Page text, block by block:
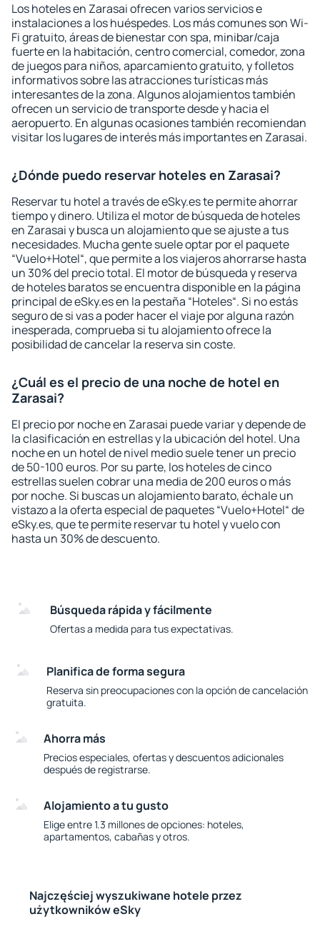
Los hoteles en Zarasai ofrecen varios servicios e
instalaciones a los huéspedes. Los más comunes son Wi-
Fi gratuito, áreas de bienestar con spa, minibar/caja
fuerte en la habitación, centro comercial, comedor, zona
de juegos para niños, aparcamiento gratuito, y folletos
informativos sobre las atracciones turísticas más
interesantes de la zona. Algunos alojamientos también
ofrecen un servicio de transporte desde y hacia el
aeropuerto. En algunas ocasiones también recomiendan
visitar los lugares de interés más importantes en Zarasai.
¿Dónde puedo reservar hoteles en Zarasai?
Reservar tu hotel a través de eSky.es te permite ahorrar
tiempo y dinero. Utiliza el motor de búsqueda de hoteles
en Zarasai y busca un alojamiento que se ajuste a tus
necesidades. Mucha gente suele optar por el paquete
“Vuelo+Hotel“, que permite a los viajeros ahorrarse hasta
un 30% del precio total. El motor de búsqueda y reserva
de hoteles baratos se encuentra disponible en la página
principal de eSky.es en la pestaña “Hoteles“. Si no estás
seguro de si vas a poder hacer el viaje por alguna razón
inesperada, comprueba si tu alojamiento ofrece la
posibilidad de cancelar la reserva sin coste.
¿Cuál es el precio de una noche de hotel en
Zarasai?
El precio por noche en Zarasai puede variar y depende de
la clasificación en estrellas y la ubicación del hotel. Una
noche en un hotel de nivel medio suele tener un precio
de 50-100 euros. Por su parte, los hoteles de cinco
estrellas suelen cobrar una media de 200 euros o más
por noche. Si buscas un alojamiento barato, échale un
vistazo a la oferta especial de paquetes “Vuelo+Hotel“ de
eSky.es, que te permite reservar tu hotel y vuelo con
hasta un 30% de descuento.
Búsqueda rápida y fácilmente
Ofertas a medida para tus expectativas.
Planifica de forma segura
Reserva sin preocupaciones con la opción de cancelación
gratuita.
Ahorra más
Precios especiales, ofertas y descuentos adicionales
después de registrarse.
Alojamiento a tu gusto
Elige entre 1.3 millones de opciones: hoteles,
apartamentos, cabañas y otros.
Najczęściej wyszukiwane hotele przez
użytkowników eSky